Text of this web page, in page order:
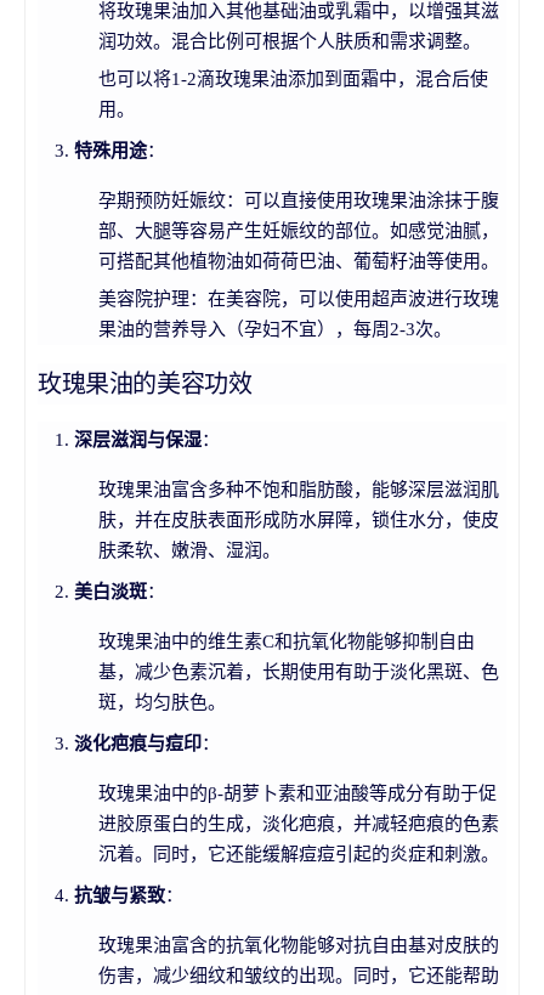
将玫瑰果油加入其他基础油或乳霜中，以增强其滋
润功效。混合比例可根据个人肤质和需求调整。
也可以将1-2滴玫瑰果油添加到面霜中，混合后使
用。
特殊用途：
孕期预防妊娠纹：可以直接使用玫瑰果油涂抹于腹
部、大腿等容易产生妊娠纹的部位。如感觉油腻，
可搭配其他植物油如荷荷巴油、葡萄籽油等使用。
美容院护理：在美容院，可以使用超声波进行玫瑰
果油的营养导入（孕妇不宜），每周2-3次。
玫瑰果油的美容功效
深层滋润与保湿：
玫瑰果油富含多种不饱和脂肪酸，能够深层滋润肌
肤，并在皮肤表面形成防水屏障，锁住水分，使皮
肤柔软、嫩滑、湿润。
美白淡斑：
玫瑰果油中的维生素C和抗氧化物能够抑制自由
基，减少色素沉着，长期使用有助于淡化黑斑、色
斑，均匀肤色。
淡化疤痕与痘印：
玫瑰果油中的β-胡萝卜素和亚油酸等成分有助于促
进胶原蛋白的生成，淡化疤痕，并减轻疤痕的色素
沉着。同时，它还能缓解痘痘引起的炎症和刺激。
抗皱与紧致：
玫瑰果油富含的抗氧化物能够对抗自由基对皮肤的
伤害，减少细纹和皱纹的出现。同时，它还能帮助